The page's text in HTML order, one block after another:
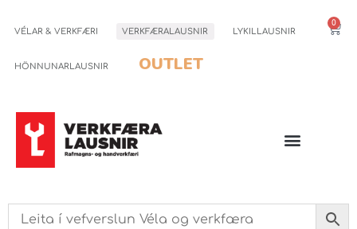
VÉLAR & VERKFÆRI VERKFÆRALAUSNIR LYKILLAUSNIR
HÖNNUNARLAUSNIR OUTLET
0